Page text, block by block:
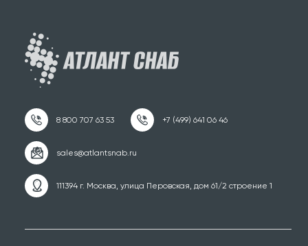
111394 г. Москва, улица Перовская, дом 61/2 строение 1